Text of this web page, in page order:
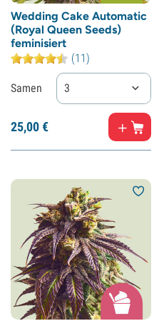
Wedding Cake Automatic
(Royal Queen Seeds)
feminisiert
(11)
Samen 3
25,00€